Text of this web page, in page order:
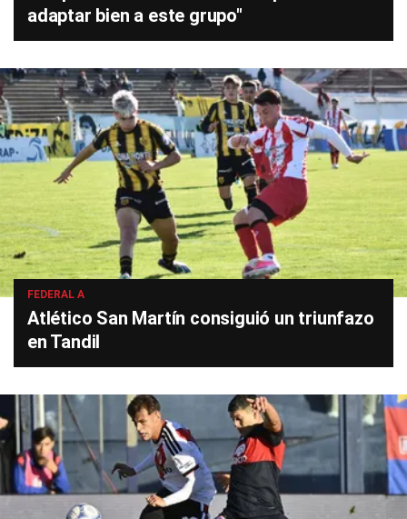
adaptar bien a este grupo"
FEDERAL A
Atlético San Martín consiguió un triunfazo
en Tandil